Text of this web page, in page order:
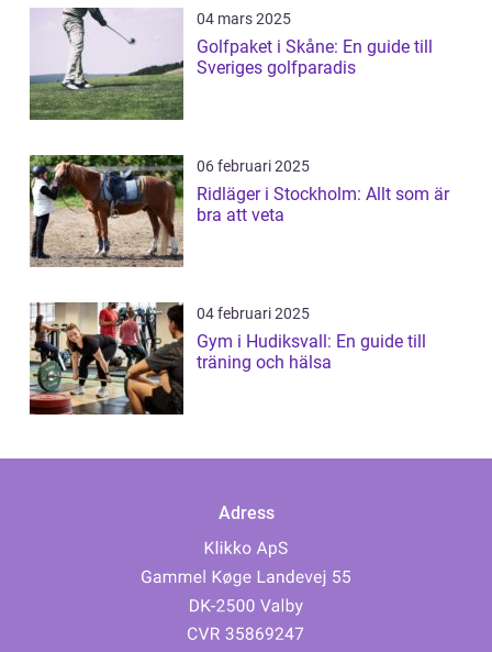
04 mars 2025
Golfpaket i Skåne: En guide till
Sveriges golfparadis
06 februari 2025
Ridläger i Stockholm: Allt som är
bra att veta
04 februari 2025
Gym i Hudiksvall: En guide till
träning och hälsa
Adress